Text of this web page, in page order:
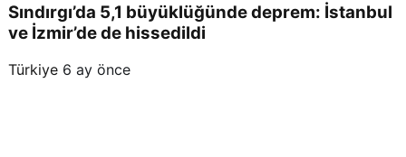
Sındırgı’da 5,1 büyüklüğünde deprem: İstanbul
ve İzmir’de de hissedildi
Türkiye 6 ay önce